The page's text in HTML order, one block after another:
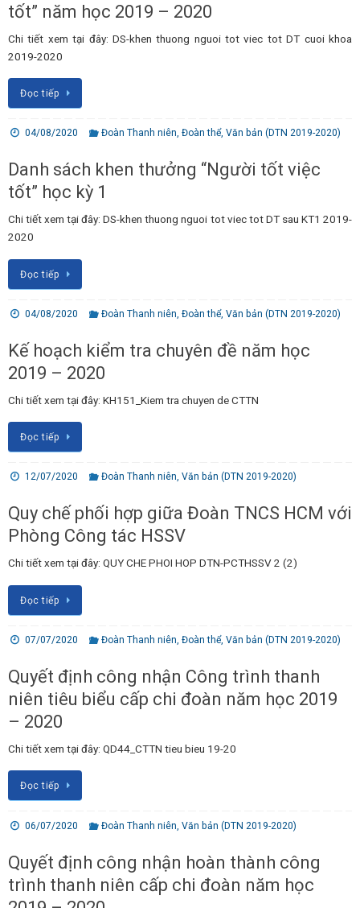
tốt” năm học 2019 – 2020
Chi tiết xem tại đây: DS-khen thuong nguoi tot viec tot DT cuoi khoa
2019-2020
Đọc tiếp
04/08/2020 Đoàn Thanh niên,Đoàn thể,Văn bản (DTN 2019-2020)
Danh sách khen thưởng “Người tốt việc
tốt” học kỳ 1
Chi tiết xem tại đây: DS-khen thuong nguoi tot viec tot DT sau KT1 2019-
2020
Đọc tiếp
04/08/2020 Đoàn Thanh niên,Đoàn thể,Văn bản (DTN 2019-2020)
Kế hoạch kiểm tra chuyên đề năm học
2019 – 2020
Chi tiết xem tại đây: KH151_Kiem tra chuyen de CTTN
Đọc tiếp
12/07/2020 Đoàn Thanh niên,Văn bản (DTN 2019-2020)
Quy chế phối hợp giữa Đoàn TNCS HCM với
Phòng Công tác HSSV
Chi tiết xem tại đây: QUY CHE PHOI HOP DTN-PCTHSSV 2 (2)
Đọc tiếp
07/07/2020 Đoàn Thanh niên,Đoàn thể,Văn bản (DTN 2019-2020)
Quyết định công nhận Công trình thanh
niên tiêu biểu cấp chi đoàn năm học 2019
– 2020
Chi tiết xem tại đây: QD44_CTTN tieu bieu 19-20
Đọc tiếp
06/07/2020 Đoàn Thanh niên ,Văn bản (DTN 2019-2020)
Quyết định công nhận hoàn thành công
trình thanh niên cấp chi đoàn năm học